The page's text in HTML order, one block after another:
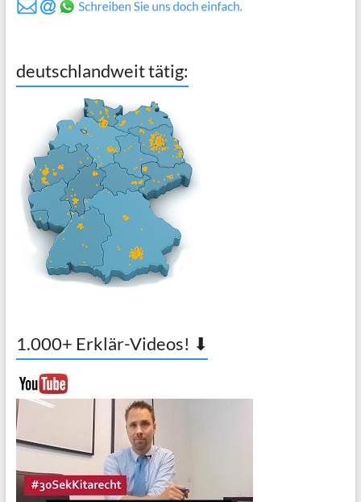
deutschlandweit tätig:
1.000+ Erklär-Videos! ⬇